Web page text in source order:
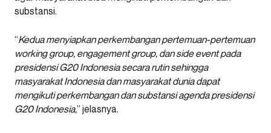
substansi.
“Kedua menyiapkan perkembangan pertemuan-pertemuan
working group, engagement group, dan side event pada
presidensi G20 Indonesia secara rutin sehingga
masyarakat Indonesia dan masyarakat dunia dapat
mengikuti perkembangan dan substansi agenda presidensi
G20 Indonesia,” jelasnya.